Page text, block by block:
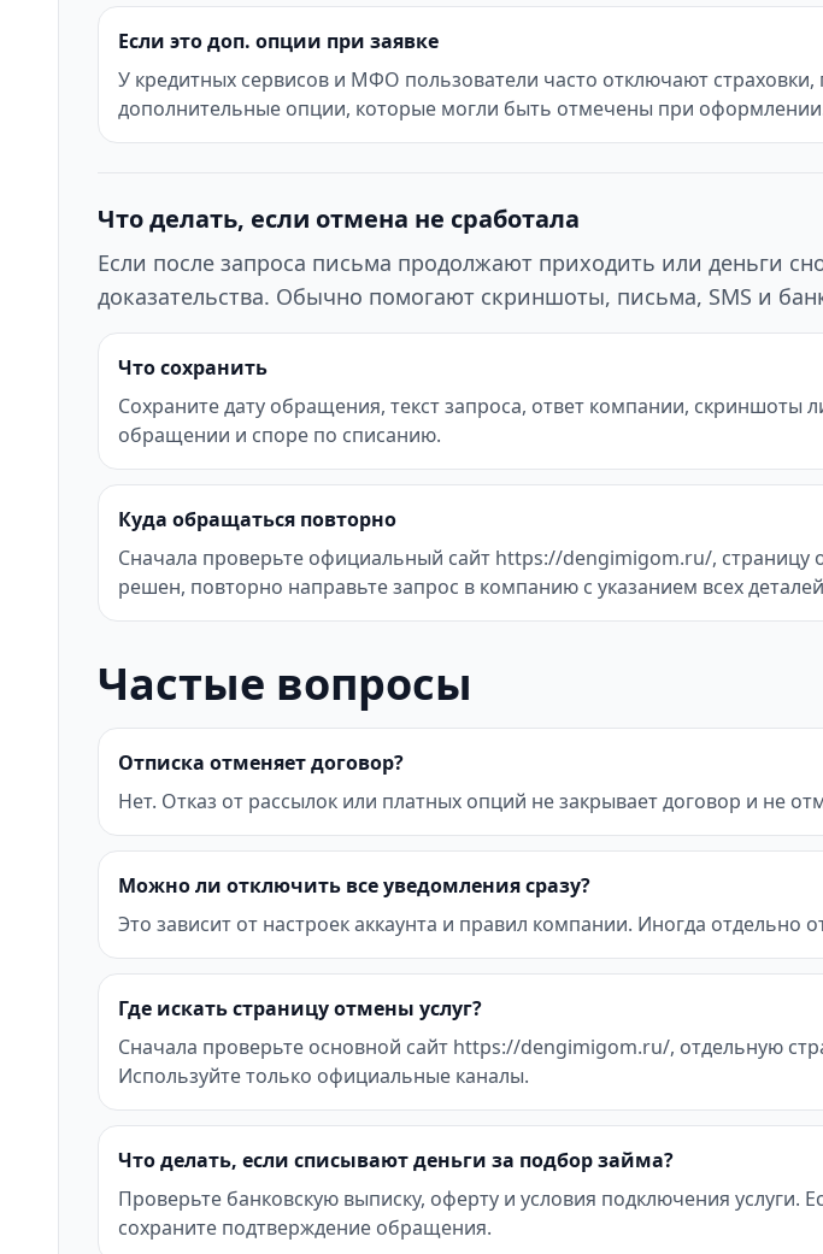
Если это доп. опции при заявке
У кредитных сервисов и МФО пользователи часто отключают страховки,
дополнительные опции, которые могли быть отмечены при
Что делать, если отмена не сработала
Если после запроса письма продолжают приходить или деньги
доказательства. Обычно помогают скриншоты, письма, SMS и
Что сохранить
Сохраните дату обращения, текст запроса, ответ компании,
обращении и споре по списанию.
Куда обращаться повторно
Сначала проверьте официальный сайт https://dengimigom.ru/,
решен, повторно направьте запрос в компанию с указанием всех
Частые вопросы
Отписка отменяет договор?
Нет. Отказ от рассылок или платных опций не закрывает договор и не
Можно ли отключить все уведомления сразу?
Это зависит от настроек аккаунта и правил компании. Иногда отдельно
Где искать страницу отмены услуг?
Сначала проверьте основной сайт https://dengimigom.ru/, отдельную
Используйте только официальные каналы.
Что делать, если списывают деньги за подбор займа?
Проверьте банковскую выписку, оферту и условия подключения услуги.
сохраните подтверждение обращения.